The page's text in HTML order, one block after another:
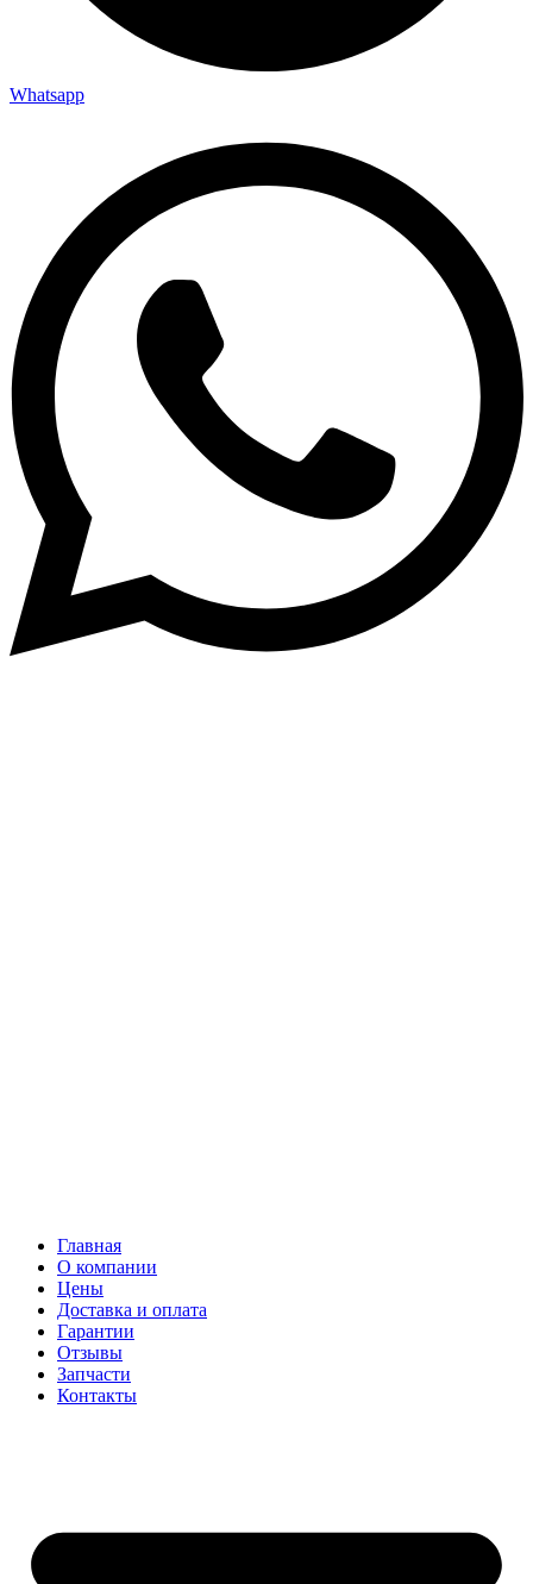
Whatsapp
Главная
О компании
Цены
Доставка и оплата
Гарантии
Отзывы
Запчасти
Контакты